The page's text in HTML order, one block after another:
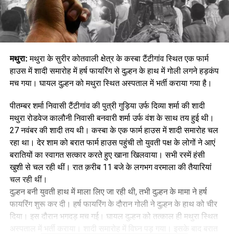
मथुरा: मथुरा के सुरीर कोतवाली क्षेत्र के कस्बा टैंटीगांव स्थित एक फार्म
हाउस में शादी समारोह में हर्ष फायरिंग से दुल्हन के हाथ में गोली लगने हड़कंप
मच गया। घायल दुल्हन को मथुरा स्थित अस्पताल में भर्ती कराया गया है।
पीतम्बर शर्मा निवासी टैंटीगांव की पुत्री गुड़िया उर्फ दिव्या शर्मा की शादी
मथुरा रोडवेज कालौनी निवासी बनवारी शर्मा उर्फ वंश के साथ तय हुई थी।
27 नवंबर की शादी तय थी। कस्बा के एक फार्म हाउस में शादी समारोह चल
रहा था। देर शाम को बरात फार्म हाउस पहुंची तो युवती पक्ष के लोगों ने आएं
बरातियों का स्वागत सत्कार करते हुए खाना खिलवाया। सभी रस्में हंसी
खुशी से चल रही थीं। रात क़रीब 11 बजे के लगभग वरमाला की तैयारियां
चल रही थीं।
दुल्हन बनी युवती हाथ में माला लिए जा रही थी, तभी दुल्हन के मामा ने हर्ष
फायरिंग शुरू कर दी। हर्ष फायरिंग के दौरान गोली ने दुल्हन के हाथ को चीर
दिया। इस दौरान भगदड़ मच गई। घायल दुल्हन को तत्काल ही मथुरा स्थित